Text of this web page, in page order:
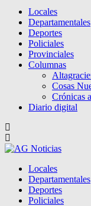
Locales
Departamentales
Deportes
Policiales
Provinciales
Columnas
Cosas
Crónicas
Diario digital
Locales
Departamentales
Deportes
Policiales